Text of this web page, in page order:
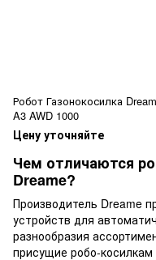
Робот Газонокосилка
A3 AWD 1000
Цену уточняйте
Чем отличаются
Dreame?
Производитель Dreame
устройств для
разнообразия
присущие робо-